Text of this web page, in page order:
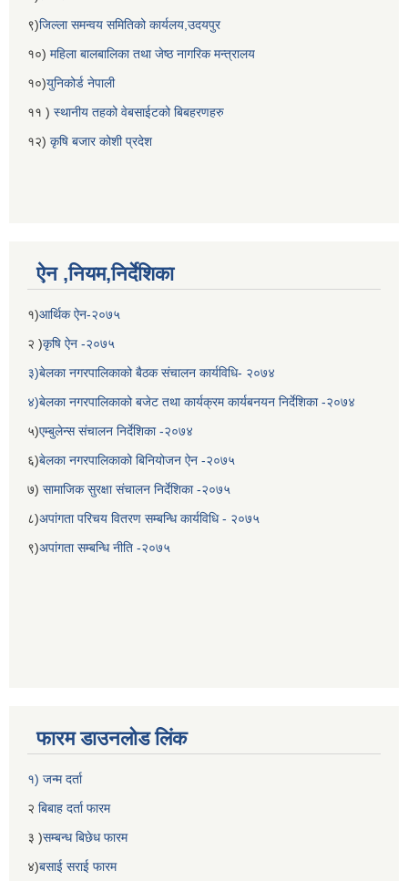
९)जिल्ला समन्वय समितिको कार्यलय,उदयपुर
१०) महिला बालबालिका तथा जेष्ठ नागरिक मन्त्रालय
१०)युनिकोर्ड नेपाली
११ ) स्थानीय तहको वेबसाईटको बिबहरणहरु
१२) कृषि बजार कोशी प्रदेश
ऐन ,नियम,निर्देशिका
१)आर्थिक ऐन-२०७५
२ )कृषि ऐन -२०७५
३)बेलका नगरपालिकाको बैठक संचालन कार्यविधि- २०७४
४)बेलका नगरपालिकाको बजेट तथा कार्यक्रम कार्यबनयन निर्देशिका -२०७४
५)एम्बुलेन्स संचालन निर्देशिका -२०७४
६)बेलका नगरपालिकाको बिनियोजन ऐन -२०७५
७) सामाजिक सुरक्षा संचालन निर्देशिका -२०७५
८)अपांगता परिचय वितरण सम्बन्धि कार्यविधि - २०७५
९)अपांगता सम्बन्धि नीति -२०७५
फारम डाउनलोड लिंक
१) जन्म दर्ता
२ बिबाह दर्ता फारम
३ )सम्बन्ध बिछेध फारम
४)बसाई सराई फारम